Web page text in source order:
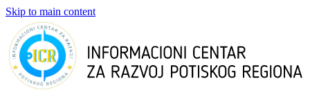
Skip to main content